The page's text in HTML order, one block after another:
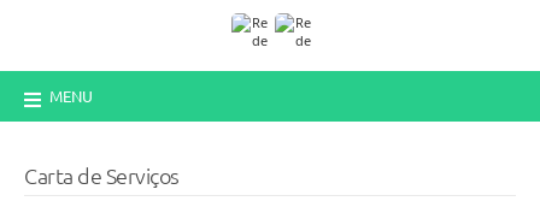
MENU
Carta de Serviços